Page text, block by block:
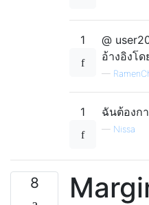
}
}
} catch
1
@
อ้างอิงโ
—
1 ฉันต้องก
— Nissa
8